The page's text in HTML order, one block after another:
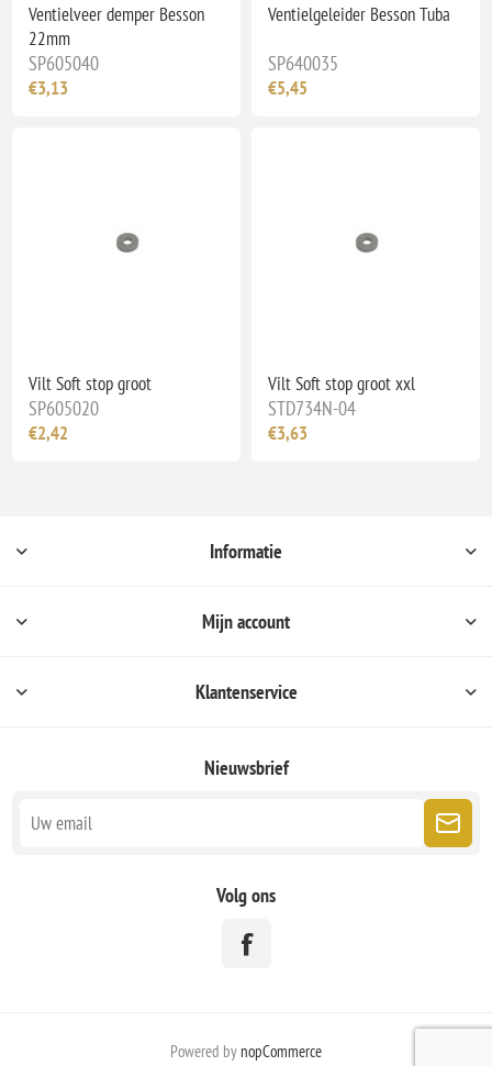
Ventielveer demper Besson
22mm
SP605040
€3,13
Ventielgeleider Besson Tuba
SP640035
€5,45
Vilt Soft stop groot
SP605020
€2,42
Vilt Soft stop groot xxl
STD734N-04
€3,63
Informatie
Mijn account
Klantenservice
Nieuwsbrief
Volg ons
Powered by nopCommerce